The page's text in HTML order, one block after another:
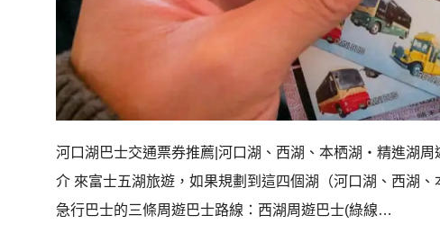
河口湖巴士交通票券推薦|河口湖、西湖、本栖湖・精進湖
介 來富士五湖旅遊，如果規劃到這四個湖（河口湖、西湖
急行巴士的三條周遊巴士路線：西湖周遊巴士(綠線…